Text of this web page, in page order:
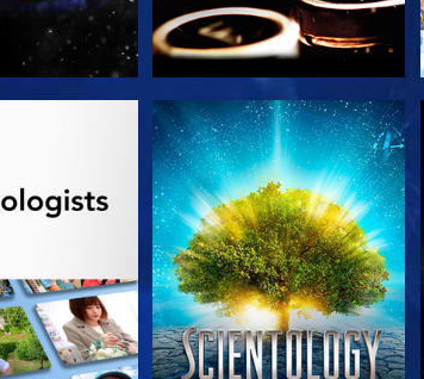
VE